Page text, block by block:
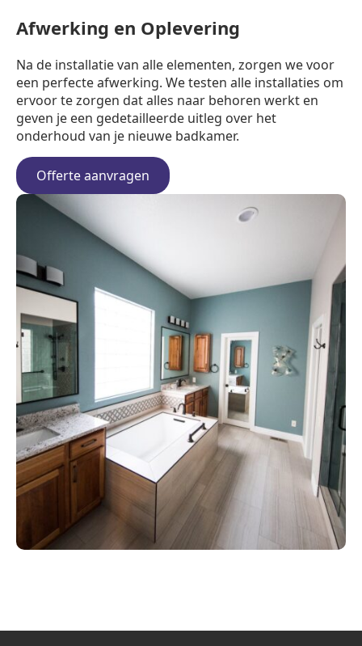
Afwerking en Oplevering
Na de installatie van alle elementen, zorgen we voor
een perfecte afwerking. We testen alle installaties om
ervoor te zorgen dat alles naar behoren werkt en
geven je een gedetailleerde uitleg over het
onderhoud van je nieuwe badkamer.
Offerte aanvragen